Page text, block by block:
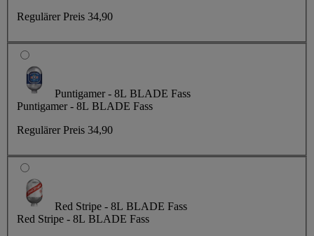
Regulärer Preis 34,90
Puntigamer - 8L BLADE Fass
Puntigamer - 8L BLADE Fass
Regulärer Preis 34,90
Red Stripe - 8L BLADE Fass
Red Stripe - 8L BLADE Fass